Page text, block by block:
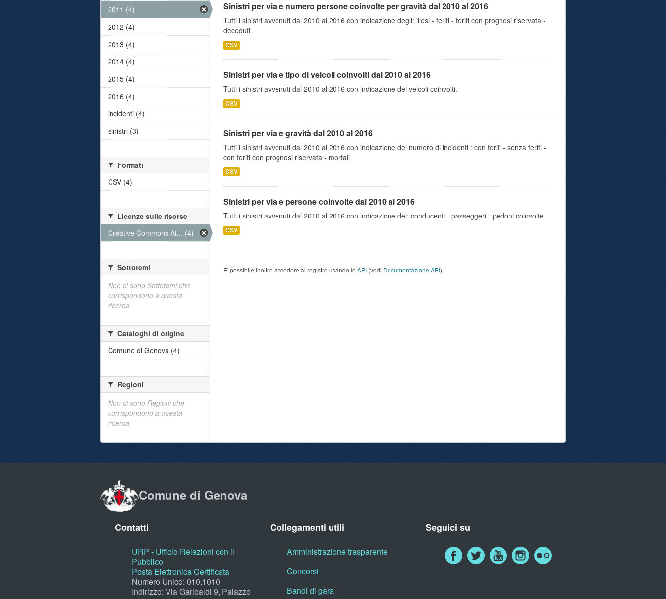
Sinistri per via e numero persone coinvolte per gravità dal 2010 al 2016
Tutti i sinistri avvenuti dal 2010 al 2016 con indicazione degli: illesi - feriti - feriti con prognosi riservata -
deceduti
CSV
Sinistri per via e tipo di veicoli coinvolti dal 2010 al 2016
Tutti i sinistri avvenuti dal 2010 al 2016 con indicazione dei veicoli coinvolti.
CSV
Sinistri per via e gravità dal 2010 al 2016
Tutti i sinistri avvenuti dal 2010 al 2016 con indicazione del numero di incidenti : con feriti - senza feriti -
con feriti con prognosi riservata - mortali
CSV
Sinistri per via e persone coinvolte dal 2010 al 2016
Tutti i sinistri avvenuti dal 2010 al 2016 con indicazione dei: conducenti - passeggeri - pedoni coinvolte
CSV
E' possibile inoltre accedere al registro usando le API (vedi Documentazione API).
2011 (4)
2012 (4)
2013 (4)
2014 (4)
2015 (4)
2016 (4)
incidenti (4)
sinistri (3)
Formati
CSV (4)
Licenze sulle risorse
Creative Commons At... (4)
Sottotemi
Non ci sono Sottotemi che
corrispondono a questa
ricerca
Cataloghi di origine
Comune di Genova (4)
Regioni
Non ci sono Regioni che
corrispondono a questa
ricerca
Comune di Genova
Contatti
URP - Ufficio Relazioni con il
Pubblico
Posta Elettronica Certificata
Numero Unico: 010.1010
Indirizzo: Via Garibaldi 9, Palazzo
Collegamenti utili
Amministrazione trasparente
Concorsi
Bandi di gara
Seguici su